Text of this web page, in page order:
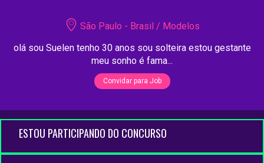
São Paulo - Brasil / Modelos
olá sou Suelen tenho 30 anos sou solteira estou gestante
meu sonho é fama...
Convidar para Job
ESTOU PARTICIPANDO DO CONCURSO